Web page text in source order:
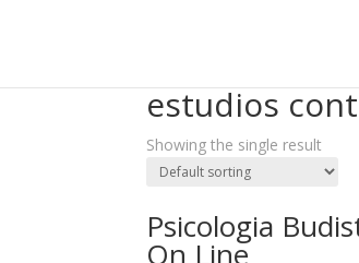
estudios
Showing the single result
Psicologia
On Line